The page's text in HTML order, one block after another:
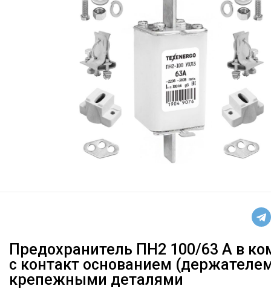
Предохранитель ПН2 100/63 А в
с контакт основанием
крепежными деталями